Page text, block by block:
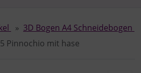
3D Bogen A4 Schneidebogen
Pinnochio mit hase